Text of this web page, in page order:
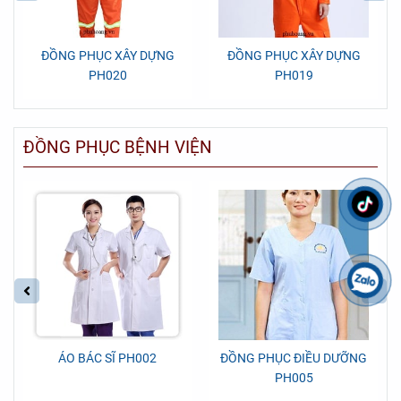
ĐỒNG PHỤC XÂY DỰNG
PH020
ĐỒNG PHỤC XÂY DỰNG
PH019
ĐỒNG PHỤC BỆNH VIỆN
ÁO BÁC SĨ PH002
ĐỒNG PHỤC ĐIỀU DƯỠNG
PH005